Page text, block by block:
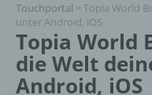
Touchportal > Topia World
unter Android, iOS
Topia World
die Welt
Android, iOS